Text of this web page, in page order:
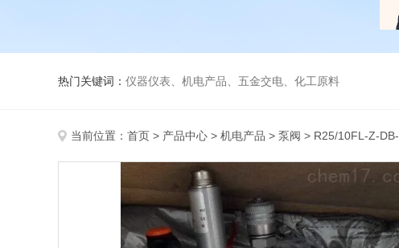
热门关键词： 仪器仪表、机电产品、五金交电、化工原料
当前位置： 首页 > 产品中心 > 机电产品 > 泵阀 > R25/10FL-Z-